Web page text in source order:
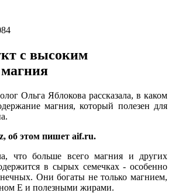
с высоким
Ольга Яблокова рассказала, в каком
магния, который полезен для
об этом пишет aif.ru.
что больше всего магния и других
в сырых семечках - особенно
Они богаты не только магнием,
Е и полезными жирами.